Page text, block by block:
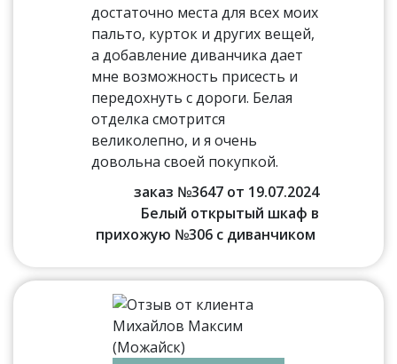
достаточно места для всех моих
пальто, курток и других вещей,
а добавление диванчика дает
мне возможность присесть и
передохнуть с дороги. Белая
отделка смотрится
великолепно, и я очень
довольна своей покупкой.
заказ №3647 от 19.07.2024
Белый открытый шкаф в
прихожую №306 с диванчиком